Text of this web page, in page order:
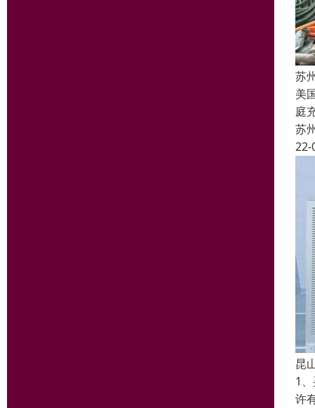
苏
美
庭
苏
22-
昆
1
许